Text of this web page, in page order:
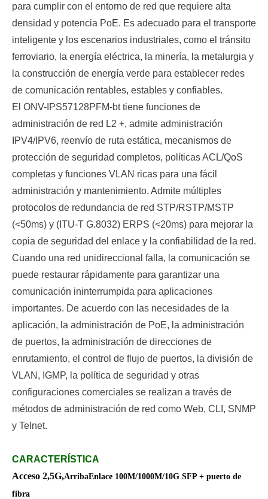
para cumplir con el entorno de red que requiere alta
densidad y potencia PoE. Es adecuado para el transporte
inteligente y los escenarios industriales, como el tránsito
ferroviario, la energía eléctrica, la minería, la metalurgia y
la construcción de energía verde para establecer redes
de comunicación rentables, estables y confiables.
El ONV-IPS57128PFM-bt tiene funciones de
administración de red L2 +, admite administración
IPV4/IPV6, reenvío de ruta estática, mecanismos de
protección de seguridad completos, políticas ACL/QoS
completas y funciones VLAN ricas para una fácil
administración y mantenimiento. Admite múltiples
protocolos de redundancia de red STP/RSTP/MSTP
(<50ms) y (ITU-T G.8032) ERPS (<20ms) para mejorar la
copia de seguridad del enlace y la confiabilidad de la red.
Cuando una red unidireccional falla, la comunicación se
puede restaurar rápidamente para garantizar una
comunicación ininterrumpida para aplicaciones
importantes. De acuerdo con las necesidades de la
aplicación, la administración de PoE, la administración
de puertos, la administración de direcciones de
enrutamiento, el control de flujo de puertos, la división de
VLAN, IGMP, la política de seguridad y otras
configuraciones comerciales se realizan a través de
métodos de administración de red como Web, CLI, SNMP
y Telnet.
CARACTERÍSTICA
Acceso 2,5G,ArribaEnlace 100M/1000M/10G SFP + puerto de
fibra